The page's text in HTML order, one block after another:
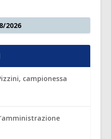
2026
campionessa